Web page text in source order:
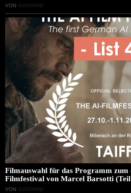
VON GASPARD
Filmauswahl für das Programm zum
Filmfestival von Marcel Barsotti
VON GASPARD